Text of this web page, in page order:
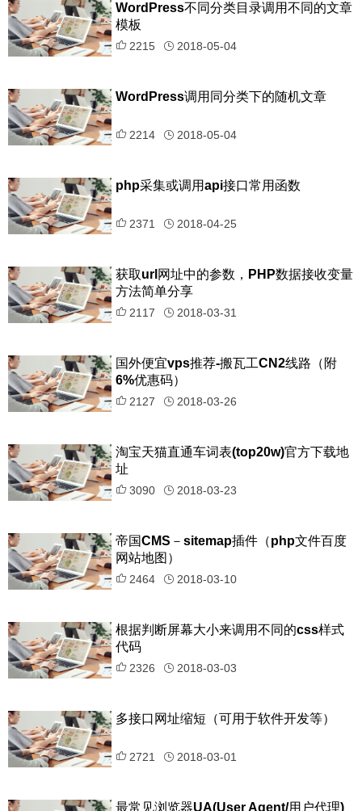
WordPress不同分类目录调用不同的文章
模板
2215 2018-05-04
WordPress调用同分类下的随机文章
2214 2018-05-04
php采集或调用api接口常用函数
2371 2018-04-25
获取url网址中的参数，PHP数据接收变量
方法简单分享
2117 2018-03-31
国外便宜vps推荐-搬瓦工CN2线路（附
6%优惠码）
2127 2018-03-26
淘宝天猫直通车词表(top20w)官方下载地
址
3090 2018-03-23
帝国CMS－sitemap插件（php文件百度
网站地图）
2464 2018-03-10
根据判断屏幕大小来调用不同的css样式
代码
2326 2018-03-03
多接口网址缩短（可用于软件开发等）
2721 2018-03-01
最常见浏览器UA(User Agent/用户代理)